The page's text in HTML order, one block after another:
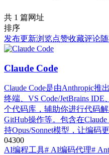
共 1 篇网址
排序
发布更新浏览点赞收藏评论
Claude Code
Claude Code是由Anthropic
终端、VS Code/JetBrains
个代码库，辅助你进行代码
GitHub操作等。包含在Claude
持Opus/Sonnet模型，让编码更
04300
AI编程工具# AI编码代理#